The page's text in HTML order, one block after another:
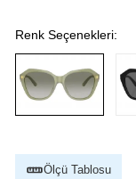
Renk Seçenekleri:
Ölçü Tablosu